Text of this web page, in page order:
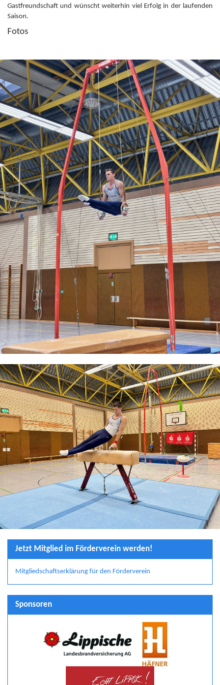
Gastfreundschaft und wünscht weiterhin viel Erfolg in der laufenden
Saison.
Fotos
Jetzt Mitglied im Förderverein werden!
Mitgliedschaftserklärung für den Förderverein
Sponsoren